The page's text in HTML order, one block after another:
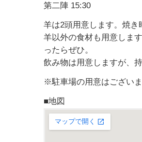
第二陣 15:30
羊は2頭用意します。焼
羊以外の食材も用意しま
ったらぜひ。
飲み物は用意しますが、
※駐車場の用意はございま
■地図